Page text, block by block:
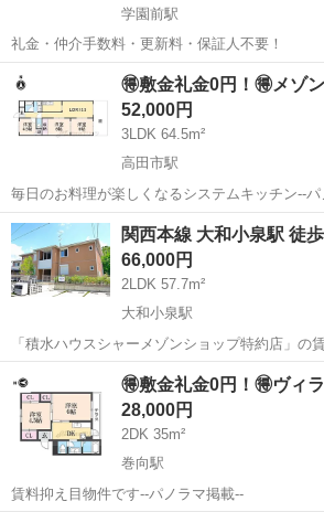
学園前駅
礼金・仲介手数料・更新料・保証人不要！
奈良 学園前駅 マンション
🉐敷金礼金0円！🉐メゾ
52,000円
3LDK 64.5m²
高田市駅
毎日のお料理が楽しくなるシステムキッチン--
奈良 大和高田市 高田市駅 マンション
関西本線 大和小泉駅 徒
66,000円
2LDK 57.7m²
大和小泉駅
「積水ハウスシャーメゾンショップ特約店」の
積水ハウス物件。ご内見は「無料」です。
大和郡山市 大和小泉駅 アパー
🉐敷金礼金0円！🉐ヴィ
28,000円
2DK 35m²
巻向駅
賃料抑え目物件です--パノラマ掲載--